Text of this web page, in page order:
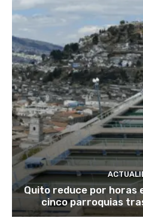
Quito reduce por horas
cinco parroquias